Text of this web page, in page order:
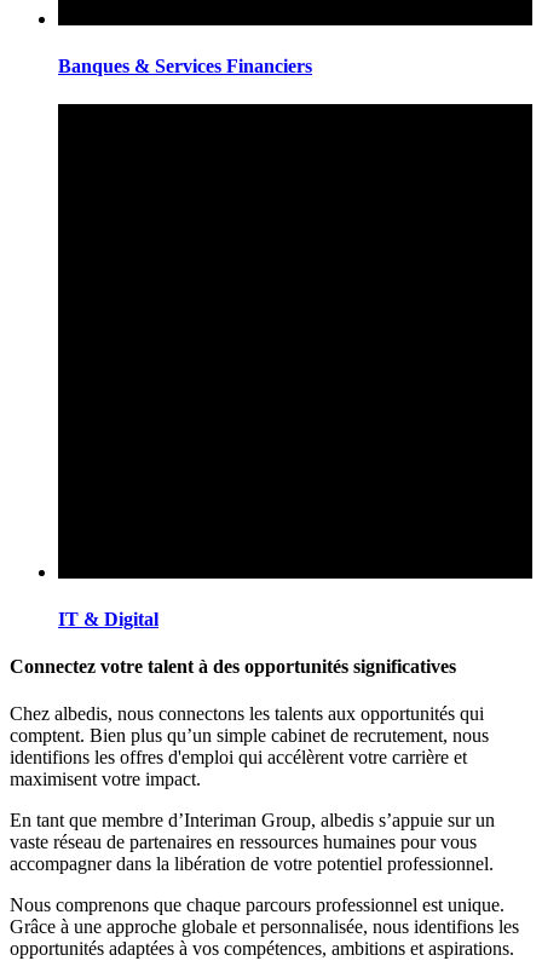
Banques & Services Financiers
IT & Digital
Connectez votre talent à des opportunités significatives
Chez albedis, nous connectons les talents aux opportunités qui
comptent. Bien plus qu’un simple cabinet de recrutement, nous
identifions les offres d'emploi qui accélèrent votre carrière et
maximisent votre impact.
En tant que membre d’Interiman Group, albedis s’appuie sur un
vaste réseau de partenaires en ressources humaines pour vous
accompagner dans la libération de votre potentiel professionnel.
Nous comprenons que chaque parcours professionnel est unique.
Grâce à une approche globale et personnalisée, nous identifions les
opportunités adaptées à vos compétences, ambitions et aspirations.